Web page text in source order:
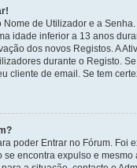
de Utilizador e a
idade inferior a 13 anos
dos novos Registos. A
durante o Registo.
cliente de email. Se tem
poder Entrar no Fórum.
se encontra expulso e